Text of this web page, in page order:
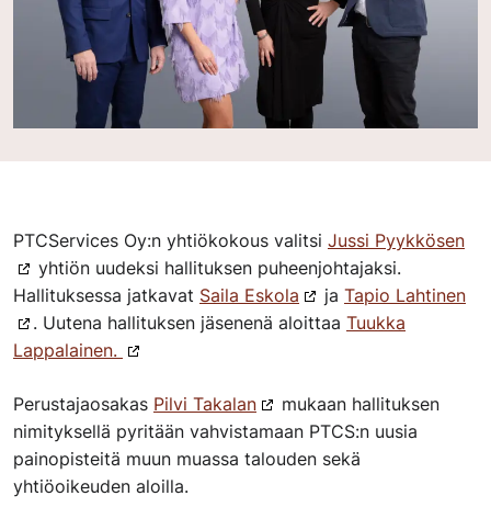
PTCServices Oy:n yhtiökokous valitsi Jussi Pyykkösen
yhtiön uudeksi hallituksen puheenjohtajaksi.
Hallituksessa jatkavat Saila Eskola ja Tapio Lahtinen
. Uutena hallituksen jäsenenä aloittaa Tuukka
Lappalainen.
Perustajaosakas Pilvi Takalan
mukaan hallituksen
nimityksellä pyritään vahvistamaan PTCS:n uusia
painopisteitä muun muassa talouden sekä
yhtiöoikeuden aloilla.